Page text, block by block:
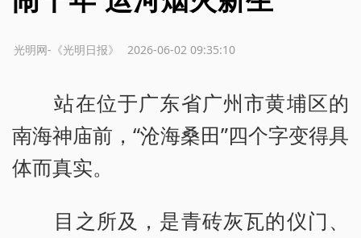
2026-06-02 09:35:10
光明网-《光明日报》
站在位于广东省广州市黄埔区的
南海神庙前，“沧海桑田”四个字变得具
体而真实。
目之所及，是青砖灰瓦的仪门、